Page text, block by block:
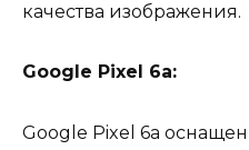
качества изображения.
Google Pixel 6a:
Google Pixel 6a